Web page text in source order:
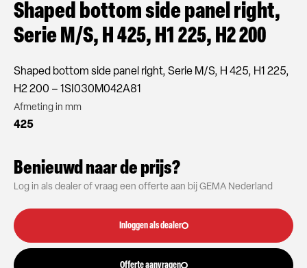
Shaped bottom side panel right,
Serie M/S, H 425, H1 225, H2 200
Shaped bottom side panel right, Serie M/S, H 425, H1 225,
H2 200 – 1SI030M042A81
Afmeting in mm
425
Benieuwd naar de prijs?
Log in als dealer of vraag een offerte aan bij GEMA Nederland
Inloggen als dealer
Offerte aanvragen